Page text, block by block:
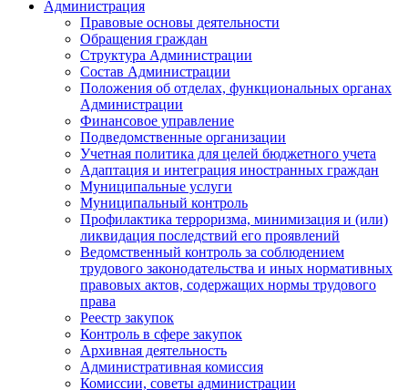
Администрация
Правовые основы деятельности
Обращения граждан
Структура Администрации
Состав Администрации
Положения об отделах, функциональных органах
Администрации
Финансовое управление
Подведомственные организации
Учетная политика для целей бюджетного учета
Адаптация и интеграция иностранных граждан
Муниципальные услуги
Муниципальный контроль
Профилактика терроризма, минимизация и (или)
ликвидация последствий его проявлений
Ведомственный контроль за соблюдением
трудового законодательства и иных нормативных
правовых актов, содержащих нормы трудового
права
Реестр закупок
Контроль в сфере закупок
Архивная деятельность
Административная комиссия
Комиссии, советы администрации